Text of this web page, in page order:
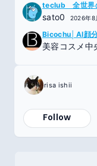
teclub 全世界
sato0 2026年8
Bicochu│AI顔
美容コスメ中
risa ishii
Follow